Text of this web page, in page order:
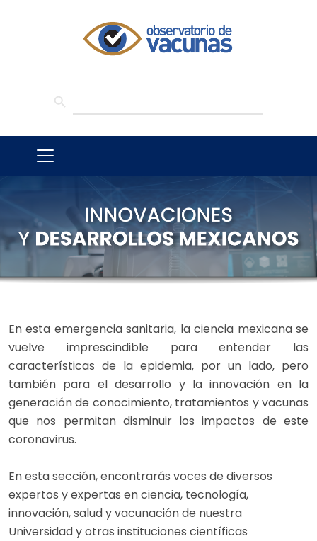
En esta emergencia sanitaria, la ciencia mexicana se
vuelve imprescindible para entender las
características de la epidemia, por un lado, pero
también para el desarrollo y la innovación en la
generación de conocimiento, tratamientos y vacunas
que nos permitan disminuir los impactos de este
coronavirus.
En esta sección, encontrarás voces de diversos
expertos y expertas en ciencia, tecnología,
innovación, salud y vacunación de nuestra
Universidad y otras instituciones científicas